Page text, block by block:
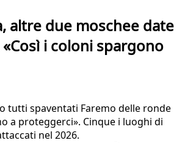
altre due moschee date
i coloni spargono
tutti spaventati Faremo delle ronde
a proteggerci». Cinque i luoghi di
nel 2026.